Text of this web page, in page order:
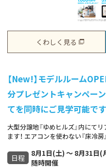
くわしく見る
【New!】モデルルーム
分プレゼントキャンペー
てを同時にご見学可能です
大型分譲地『ゆめヒルズ』内にて
ます！ エアコンを使わない『床冷
日程
8月1日(土) ～ 8月31日(
随時開催